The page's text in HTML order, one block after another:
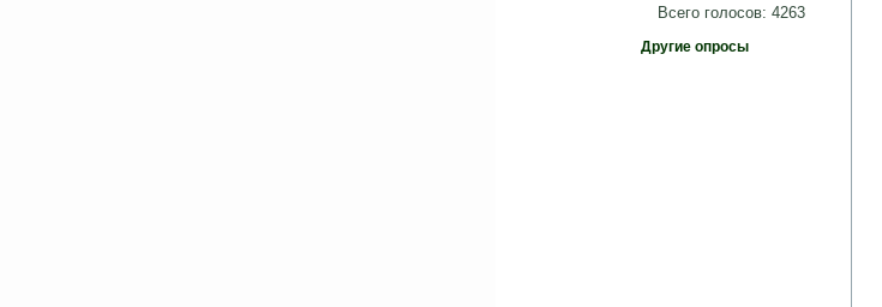
Всего голосов: 4263
Другие опросы